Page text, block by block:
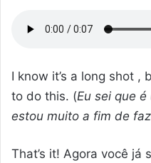
I know it’s a long shot ,
to do this. (Eu sei que
estou muito a fim de
That’s it! Agora você já